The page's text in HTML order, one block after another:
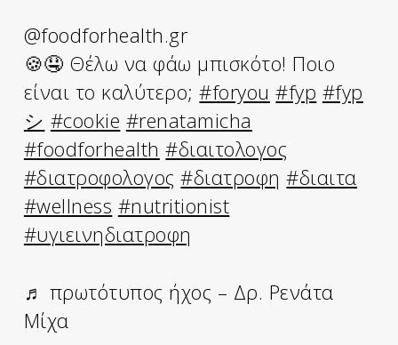
@foodforhealth.gr
🍪🤤 Θέλω να φάω μπισκότο! Ποιο
είναι το καλύτερο;#foryou #fyp #fyp
シ #cookie #renatamicha
#foodforhealth #διαιτολογος
#διατροφολογος #διατροφη #διαιτα
#wellness #nutritionist
#υγιεινηδιατροφη
♬ πρωτότυπος ήχος – Δρ. Ρενάτα
Μίχα